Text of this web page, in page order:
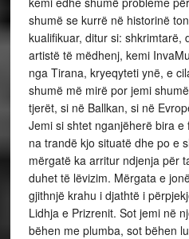
shumë se kurrë në historinë
kualifikuar, ditur si: shkrimtarë,
artistë të mëdhenj, kemi
nga Tirana, kryeqyteti ynë, e
shumë më mirë por jemi
tjerët, si në Ballkan, si në
Jemi si shtet nganjëherë bira
na trandë kjo situatë dhe po e
mërgatë ka arritur ndjenja për
duhet të lëvizim. Mërgata e
gjithnjë krahu i djathtë i
Lidhja e Prizrenit. Sot jemi në
bëhen me plumba, sot bëhen